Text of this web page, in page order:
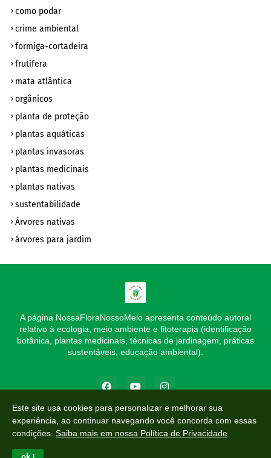
como podar
crime ambiental
formiga-cortadeira
frutífera
mata atlântica
orgânicos
planta de proteção
plantas aquáticas
plantas invasoras
plantas medicinais
plantas nativas
sustentabilidade
Árvores nativas
árvores para jardim
A página NossaFloraNossoMeio apresenta conteúdo autoral
relativo à ecologia, meio ambiente e fitoterapia (identificação
botânica, plantas medicinais, técnicas de jardinagem, práticas
sustentáveis, educação ambiental).
© Todos os direitos reservados - Proibida a cópia e reprodução das
Este site usa cookies para personalizar e melhorar sua
experiência, ao continuar navegando você concorda com essas
condições. Saiba mais em nossa Política de Privacidade